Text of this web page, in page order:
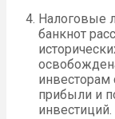
Налоговые
банкнот
инвесторам
прибыли и
инвестиций.